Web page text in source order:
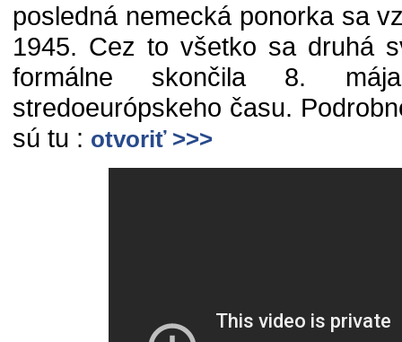
posledná nemecká ponorka sa
1945. Cez to všetko sa druhá
formálne skončila 8.
stredoeurópskeho času.
sú tu : otvoriť >>>